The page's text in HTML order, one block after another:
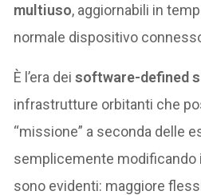
multiuso, aggiornabili in
normale dispositivo
È l’era deisoftware-defined
infrastrutture orbitanti che
“missione” a seconda delle
semplicemente modificando
sono evidenti: maggiore